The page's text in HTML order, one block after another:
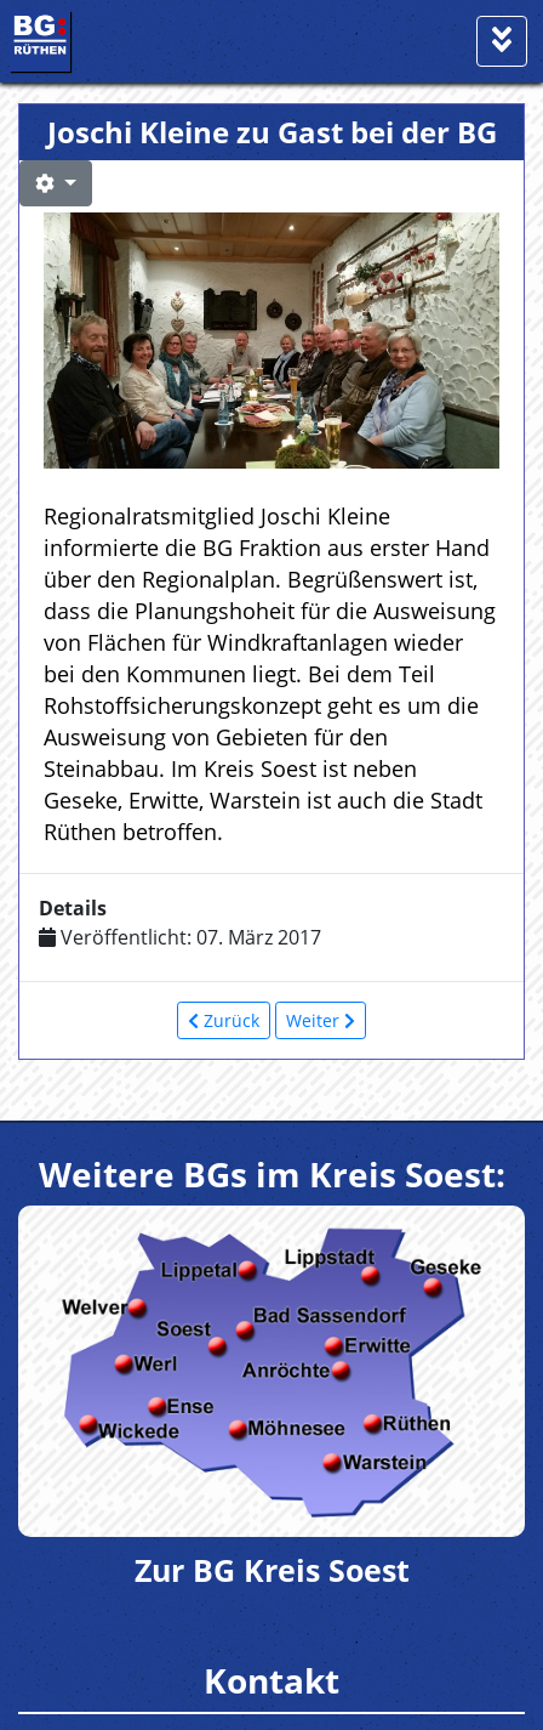
Joschi Kleine zu Gast bei der BG
Regionalratsmitglied Joschi Kleine
informierte die BG Fraktion aus erster Hand
über den Regionalplan. Begrüßenswert ist,
dass die Planungshoheit für die Ausweisung
von Flächen für Windkraftanlagen wieder
bei den Kommunen liegt. Bei dem Teil
Rohstoffsicherungskonzept geht es um die
Ausweisung von Gebieten für den
Steinabbau. Im Kreis Soest ist neben
Geseke, Erwitte, Warstein ist auch die Stadt
Rüthen betroffen.
Details
Veröffentlicht: 07. März 2017
Zurück Weiter
Weitere BGs im Kreis Soest:
Zur BG Kreis Soest
Kontakt